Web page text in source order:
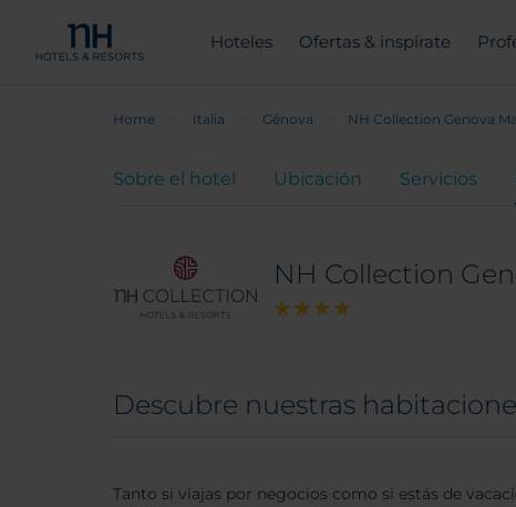
Hoteles Ofertas & inspírate
Home Italia Génova NH Collection Genova
Sobre el hotel Ubicación Servicios
NH Collection
Descubre nuestras
Tanto si viajas por negocios como si estás de